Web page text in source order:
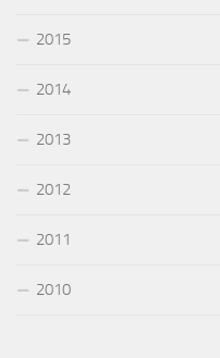
2015
2014
2013
2012
2011
2010